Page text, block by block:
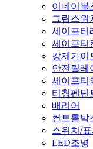
이네이블
그립스위
세이프티
세이프티
강제가이
안전릴레
세이프티
티칭펜던
배리어
컨트롤박
스위치/
LED조명